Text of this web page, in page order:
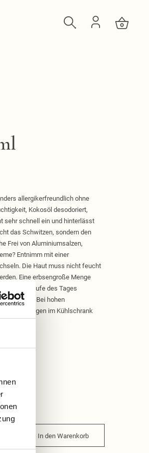
allergikerfreundlich ohne
Kokosöl desodoriert,
sehr schnell ein und hinterlässt
das Schwitzen, sondern den
Frei von Aluminiumsalzen,
Entnimm mit einer
Die Haut muss nicht feucht
Eine erbsengroße Menge
im Laufe des Tages
bis fest. Bei hohen
heißen Tagen im Kühlschrank
In den Warenkorb